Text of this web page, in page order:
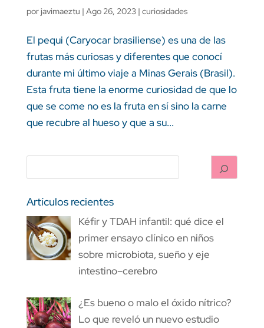
por javimaeztu | Ago 26, 2023| curiosidades
El pequi (Caryocar brasiliense) es una de las
frutas más curiosas y diferentes que conocí
durante mi último viaje a Minas Gerais (Brasil).
Esta fruta tiene la enorme curiosidad de que lo
que se come no es la fruta en sí sino la carne
que recubre al hueso y que a su...
Artículos recientes
Kéfir y TDAH infantil: qué dice el
primer ensayo clínico en niños
sobre microbiota, sueño y eje
intestino–cerebro
¿Es bueno o malo el óxido nítrico?
Lo que reveló un nuevo estudio